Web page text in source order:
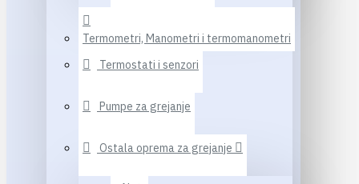
Termometri, Manometri i termomanometri
Termostati i senzori
Pumpe za grejanje
Ostala oprema za grejanje